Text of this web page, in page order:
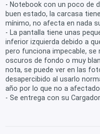
- Notebook con un poco de
buen estado, la carcasa
mínimo, no afecta en nada
- La pantalla tiene unas
inferior izquierda debido a
pero funciona impecable,
oscuros de fondo o muy
nota, se puede ver en las
desapercibido al usarlo
año por lo que no a
- Se entrega con su